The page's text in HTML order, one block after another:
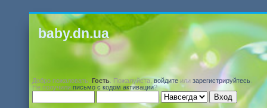
baby.dn.ua
Добро пожаловать, Гость . Пожалуйста,войдите или зарегистрируйтесь
Не получили письмо с кодом активации?